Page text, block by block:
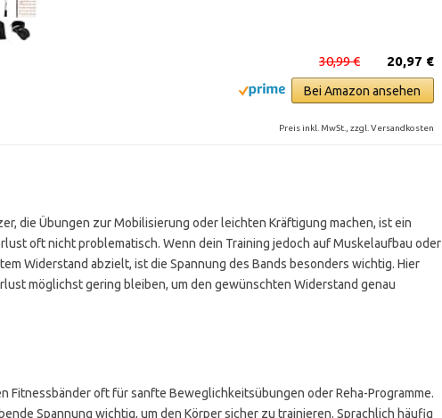
20,97 €
30,99 €
Bei Amazon ansehen
Preis inkl. MwSt., zzgl. Versandkosten
die Übungen zur Mobilisierung oder leichten Kräftigung machen, ist ein
oft nicht problematisch. Wenn dein Training jedoch auf Muskelaufbau oder
Widerstand abzielt, ist die Spannung des Bands besonders wichtig. Hier
möglichst gering bleiben, um den gewünschten Widerstand genau
Fitnessbänder oft für sanfte Beweglichkeitsübungen oder Reha-Programme.
Spannung wichtig, um den Körper sicher zu trainieren. Sprachlich häufig